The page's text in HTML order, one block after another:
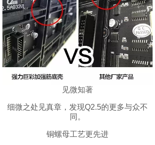
见微知著
细微之处见真章，发现Q2.5的更多与众不
同。
铜螺母工艺更先进